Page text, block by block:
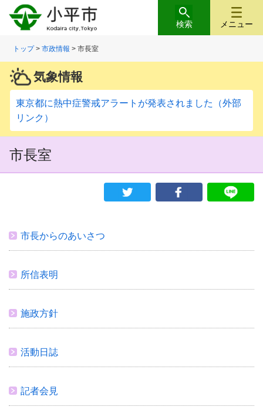
メニュー
検索
トップ>市政情報 > 市長室
気象情報
東京都に熱中症警戒アラートが発表されました（外部
リンク）
市長室
市長からのあいさつ
所信表明
施政方針
活動日誌
記者会見